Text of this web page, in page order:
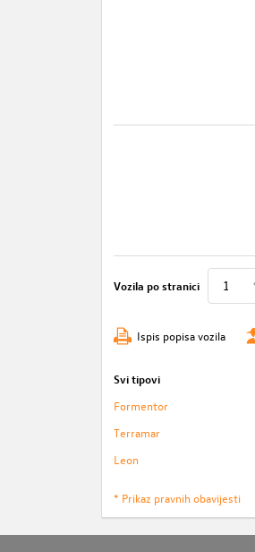
Vozila po stranici
Ispis popisa vozila
Svi tipovi
Formentor
Terramar
Leon
* Prikaz pravnih obavijesti